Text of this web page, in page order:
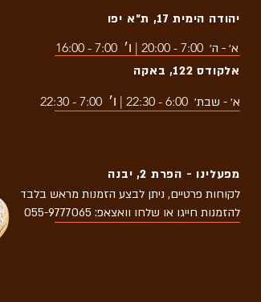
יהודה הימית 17, ת״א יפו
אלקודס 122, באקה
מפעלינו - הפרת 2, יבנה
א׳ - ה׳7:00 - 20:00 | ו׳ 7:00 - 16:00
א׳ - שבת׳6:00 - 22:30 | ו׳ 7:00 - 22:30
לקוחות פרטיים, ניתן לבצע הזמנות מראש בלבד
להזמנות חייגו או שלחו וואצאפ: 055-9777065